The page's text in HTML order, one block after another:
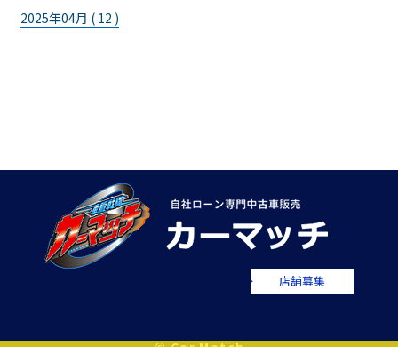
2025年04月 ( 12 )
店舗募集